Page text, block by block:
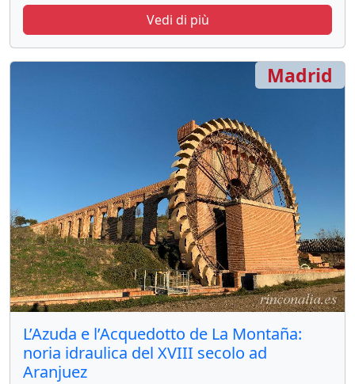
Vedi di più
L’Azuda e l’Acquedotto de La Montaña:
noria idraulica del XVIII secolo ad
Aranjuez
Madrid